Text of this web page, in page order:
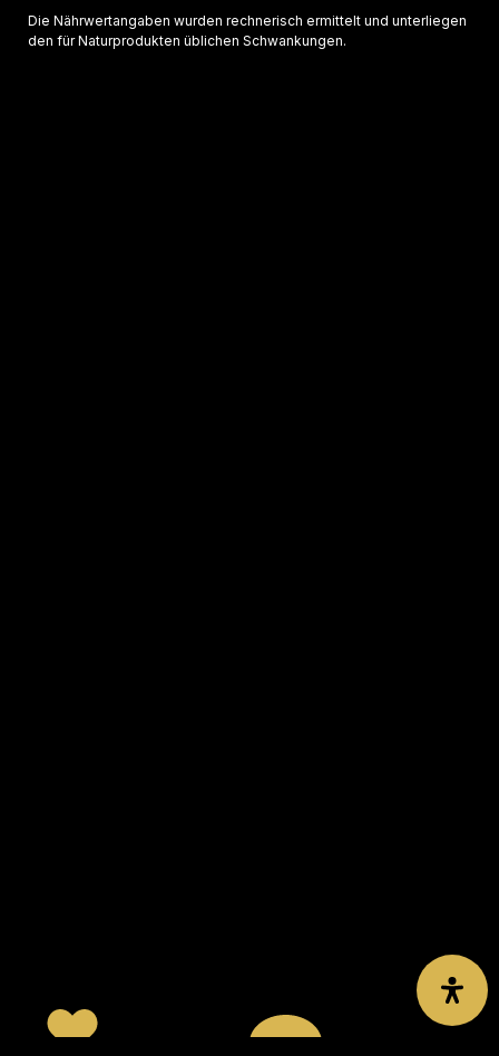
Die Nährwertangaben wurden rechnerisch ermittelt und unterliegen
den für Naturprodukten üblichen Schwankungen.